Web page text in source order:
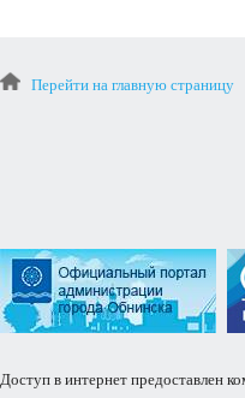
Перейти на главную страницу
Доступ в интернет предоставлен